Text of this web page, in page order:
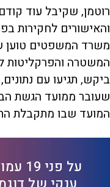
רוטמן, שקיבל עוד
והאישורים לחקירות
משרד המשפטים טוען
המשטרה והפרקליטות
ביקש, תגיעו עם
שעובר ממועד הגשת
המועד שבו מתקבלת
על